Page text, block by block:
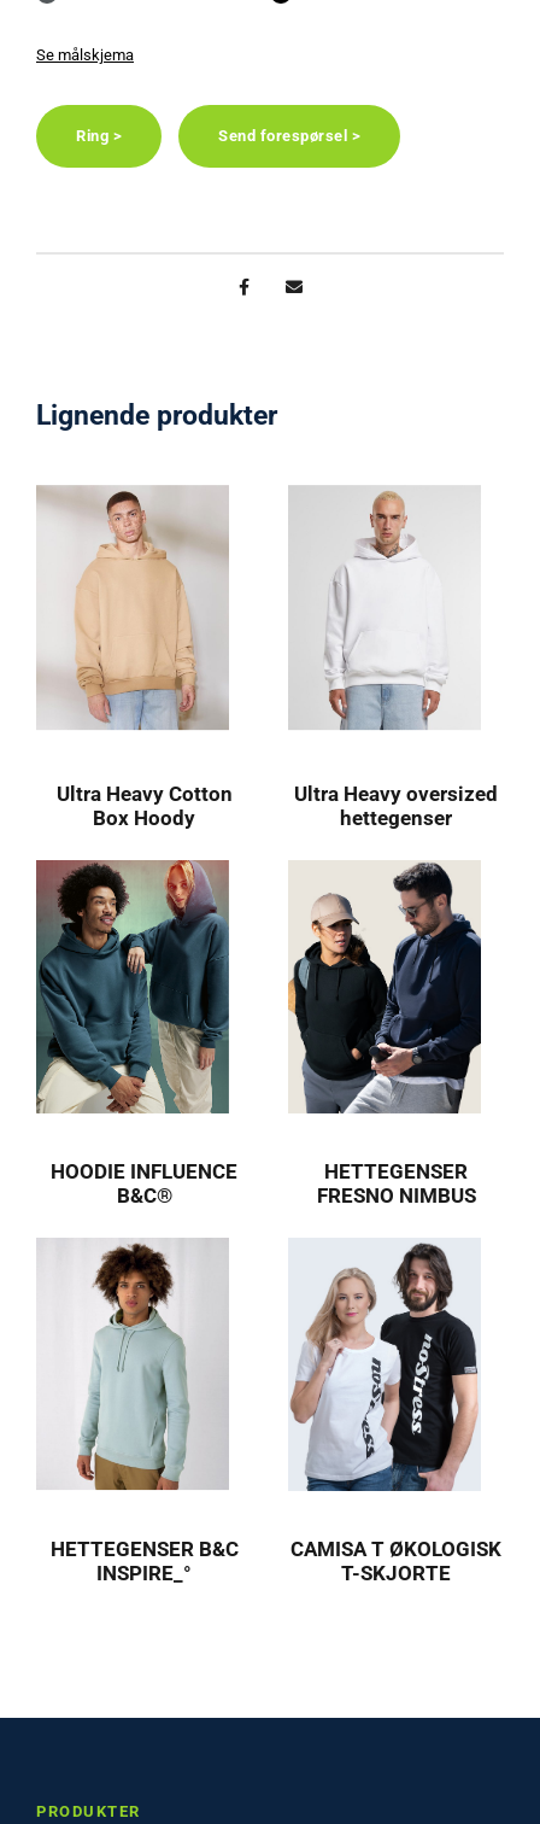
Se målskjema
Ring > Send forespørsel >
Lignende produkter
Ultra Heavy Cotton
Box Hoody
Ultra Heavy oversized
hettegenser
HOODIE INFLUENCE
B&C®
HETTEGENSER
FRESNO NIMBUS
HETTEGENSER B&C
INSPIRE_°
CAMISA T ØKOLOGISK
T-SKJORTE
PRODUKTER